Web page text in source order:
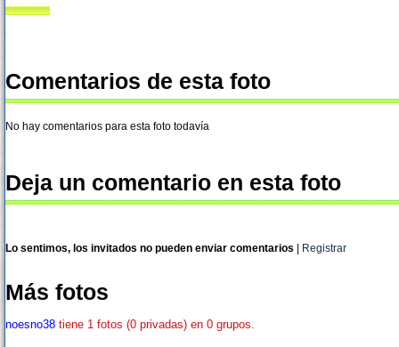
Comentarios de esta foto
No hay comentarios para esta foto todavía
Deja un comentario en esta foto
Lo sentimos, los invitados no pueden enviar comentarios Registrar
Más fotos
noesno38 tiene 1 fotos (0 privadas) en 0 grupos.